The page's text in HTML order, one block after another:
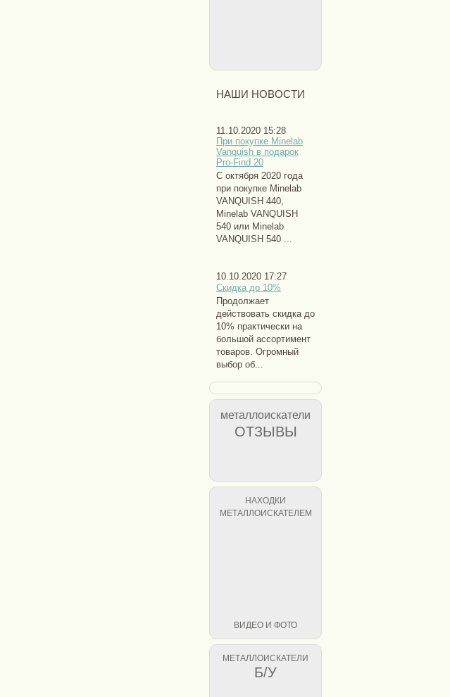
НАШИ НОВОСТИ
11.10.2020 15:28
При покупке Minelab
Vanquish в подарок
Pro-Find 20
С октября 2020 года
при покупке Minelab
VANQUISH 440,
Minelab VANQUISH
540 или Minelab
VANQUISH 540 ...
10.10.2020 17:27
Скидка до 10%
Продолжает
действовать скидка до
10% практически на
большой ассортимент
товаров. Огромный
выбор об...
металлоискатели
ОТЗЫВЫ
НАХОДКИ
МЕТАЛЛОИСКАТЕЛЕМ
ВИДЕО И ФОТО
МЕТАЛЛОИСКАТЕЛИ
Б/У